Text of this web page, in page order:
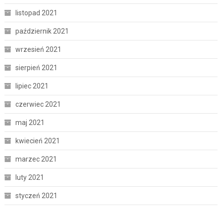
listopad 2021
październik 2021
wrzesień 2021
sierpień 2021
lipiec 2021
czerwiec 2021
maj 2021
kwiecień 2021
marzec 2021
luty 2021
styczeń 2021